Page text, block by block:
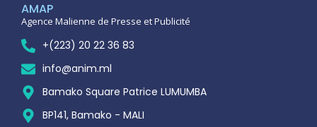
AMAP
Agence Malienne de Presse et Publicité
+(223) 20 22 36 83
info@anim.ml
Bamako Square Patrice LUMUMBA
BP141, Bamako - MALI